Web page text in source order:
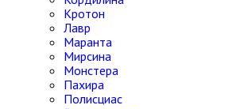
Кротон
Лавр
Маранта
Мирсина
Монстера
Пахира
Полисциас